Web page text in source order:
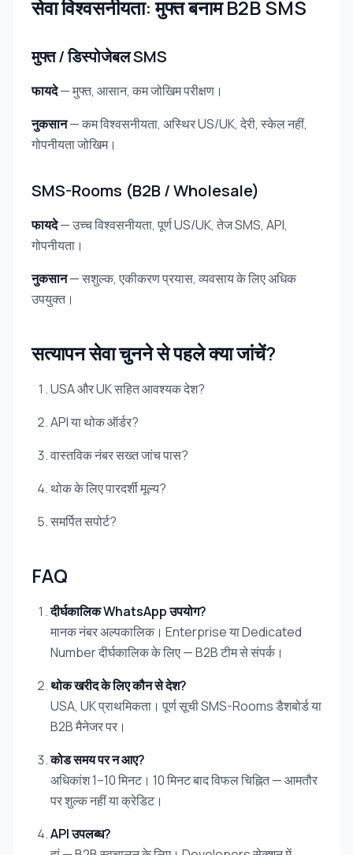
सेवा विश्वसनीयता: मुफ्त बनाम B2B SMS
मुफ्त / डिस्पोजेबल SMS
फायदे— मुफ्त, आसान, कम जोखिम परीक्षण।
नुकसान— कम विश्वसनीयता, अस्थिर US/UK, देरी, स्केल नहीं,
गोपनीयता जोखिम।
SMS-Rooms (B2B / Wholesale)
फायदे— उच्च विश्वसनीयता, पूर्ण US/UK, तेज SMS, API,
गोपनीयता।
नुकसान— सशुल्क, एकीकरण प्रयास, व्यवसाय के लिए अधिक
उपयुक्त।
सत्यापन सेवा चुनने से पहले क्या जांचें?
USA और UK सहित आवश्यक देश?
API या थोक ऑर्डर?
वास्तविक नंबर सख्त जांच पास?
थोक के लिए पारदर्शी मूल्य?
समर्पित सपोर्ट?
FAQ
दीर्घकालिक WhatsApp उपयोग?
मानक नंबर अल्पकालिक। Enterprise या Dedicated
Number दीर्घकालिक के लिए — B2B टीम से संपर्क।
थोक खरीद के लिए कौन से देश?
USA, UK प्राथमिकता। पूर्ण सूची SMS-Rooms डैशबोर्ड या
B2B मैनेजर पर।
कोड समय पर न आए?
अधिकांश 1–10 मिनट। 10 मिनट बाद विफल चिह्नित — आमतौर
पर शुल्क नहीं या क्रेडिट।
API उपलब्ध?